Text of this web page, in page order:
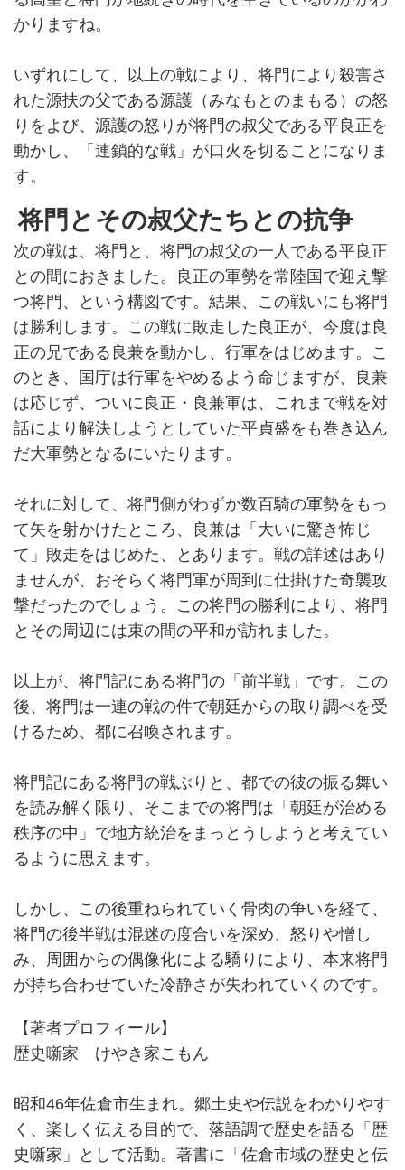
かりますね。
いずれにして、以上の戦により、将門により殺害さ
れた源扶の父である源護（みなもとのまもる）の怒
りをよび、源護の怒りが将門の叔父である平良正を
動かし、「連鎖的な戦」が口火を切ることになりま
す。
将門とその叔父たちとの抗争
次の戦は、将門と、将門の叔父の一人である平良正
との間におきました。良正の軍勢を常陸国で迎え撃
つ将門、という構図です。結果、この戦いにも将門
は勝利します。この戦に敗走した良正が、今度は良
正の兄である良兼を動かし、行軍をはじめます。こ
のとき、国庁は行軍をやめるよう命じますが、良兼
は応じず、ついに良正・良兼軍は、これまで戦を対
話により解決しようとしていた平貞盛をも巻き込ん
だ大軍勢となるにいたります。
それに対して、将門側がわずか数百騎の軍勢をもっ
て矢を射かけたところ、良兼は「大いに驚き怖じ
て」敗走をはじめた、とあります。戦の詳述はあり
ませんが、おそらく将門軍が周到に仕掛けた奇襲攻
撃だったのでしょう。この将門の勝利により、将門
とその周辺には束の間の平和が訪れました。
以上が、将門記にある将門の「前半戦」です。この
後、将門は一連の戦の件で朝廷からの取り調べを受
けるため、都に召喚されます。
将門記にある将門の戦ぶりと、都での彼の振る舞い
を読み解く限り、そこまでの将門は「朝廷が治める
秩序の中」で地方統治をまっとうしようと考えてい
るように思えます。
しかし、この後重ねられていく骨肉の争いを経て、
将門の後半戦は混迷の度合いを深め、怒りや憎し
み、周囲からの偶像化による驕りにより、本来将門
が持ち合わせていた冷静さが失われていくのです。
【著者プロフィール】
歴史噺家 けやき家こもん
昭和46年佐倉市生まれ。郷土史や伝説をわかりやす
く、楽しく伝える目的で、落語調で歴史を語る「歴
史噺家」として活動。著書に「佐倉市域の歴史と伝